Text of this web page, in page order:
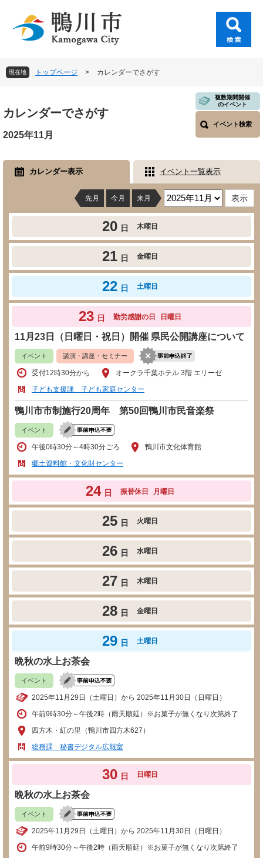
頭
で
飛
ば
本
文
現在地 トップページ > カレンダーでさがす
文
カレンダーでさがす
複数期間開催
のイベント
イベント検索
2025年11月
カレンダー表示 イベント一覧表示
先月 今月 来月
20 日 木曜日
21 日 金曜日
22 日 土曜日
23 日 勤労感謝の日 日曜日
11月23日（日曜日・祝日）開催 県民公開講座について
イベント 講演・講座・セミナー
受付12時30分から
オークラ千葉ホテル 3階 エリーゼ
子ども支援課 子ども家庭センター
鴨川市市制施行20周年 第50回鴨川市民音楽祭
イベント
午後0時30分～4時30分ごろ
鴨川市文化体育館
郷土資料館・文化財センター
24 日 振替休日 月曜日
25 日 火曜日
26 日 水曜日
27 日 木曜日
28 日 金曜日
29 日 土曜日
晩秋の水上お茶会
イベント
2025年11月29日（土曜日）から 2025年11月30日（日曜日）
午前9時30分～午後2時（雨天順延）※お菓子が無くなり次第終了
四方木・紅の里（鴨川市四方木627）
総務課 秘書デジタル広報室
30 日 日曜日
晩秋の水上お茶会
イベント
2025年11月29日（土曜日）から 2025年11月30日（日曜日）
午前9時30分～午後2時（雨天順延）※お菓子が無くなり次第終了